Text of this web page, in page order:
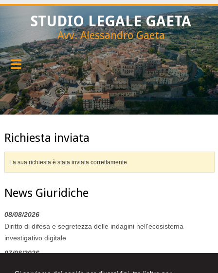
STUDIO LEGALE GAETA
Avv. Alessandro Gaeta
Richiesta inviata
La sua richiesta è stata inviata correttamente
News Giuridiche
08/08/2026
Diritto di difesa e segretezza delle indagini nell'ecosistema
investigativo digitale
07/08/2026